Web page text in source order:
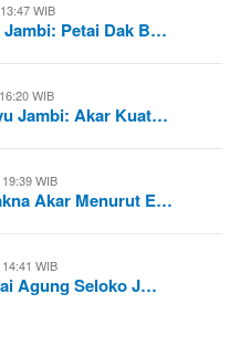
WIB
Petai Dak B…
WIB
Jambi: Akar Kuat…
WIB
Akar Menurut E…
WIB
Agung Seloko J…